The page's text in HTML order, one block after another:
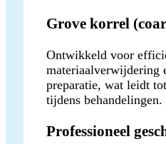
Grove korrel
Ontwikkeld voor
materiaalverwijdering
preparatie, wat leidt
tijdens behandelingen.
Professioneel